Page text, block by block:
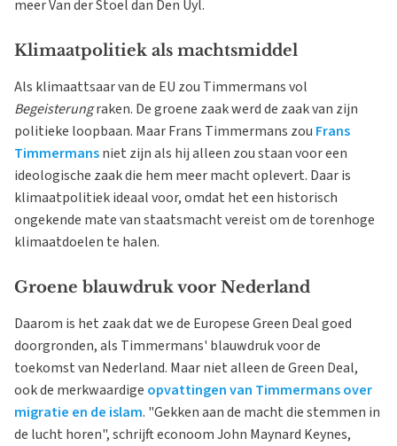
meer Van der Stoel dan Den Uyl.
Klimaatpolitiek als machtsmiddel
Als klimaattsaar van de EU zou Timmermans vol
Begeisterungraken. De groene zaak werd de zaak van zijn
politieke loopbaan. Maar Frans Timmermans zou Frans
Timmermansniet zijn als hij alleen zou staan voor een
ideologische zaak die hem meer macht oplevert. Daar is
klimaatpolitiek ideaal voor, omdat het een historisch
ongekende mate van staatsmacht vereist om de torenhoge
klimaatdoelen te halen.
Groene blauwdruk voor Nederland
Daarom is het zaak dat we de Europese Green Deal goed
doorgronden, als Timmermans' blauwdruk voor de
toekomst van Nederland. Maar niet alleen de Green Deal,
ook de merkwaardige opvattingen van Timmermans over
migratie en de islam. "Gekken aan de macht die stemmen in
de lucht horen", schrijft econoom John Maynard Keynes,